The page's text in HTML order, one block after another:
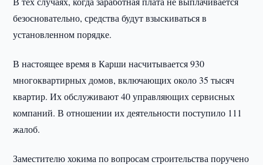
безосновательно, средства будут взыскиваться в
установленном порядке.
В настоящее время в Карши насчитывается 930
многоквартирных домов, включающих около 35 тысяч
квартир. Их обслуживают 40 управляющих сервисных
компаний. В отношении их деятельности поступило 111
жалоб.
Заместителю хокима по вопросам строительства поручено